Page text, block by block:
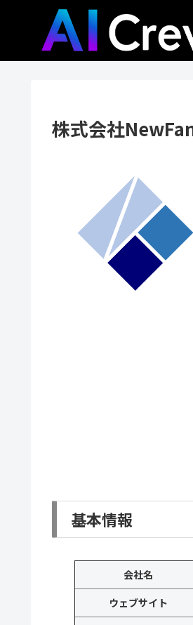
株式会社
基本情報
会社名
ウェブサイト